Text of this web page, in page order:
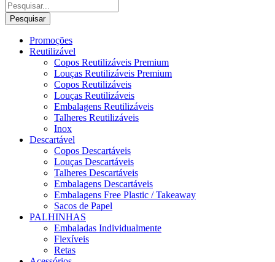
Pesquisar
Promoções
Reutilizável
Copos Reutilizáveis Premium
Louças Reutilizáveis Premium
Copos Reutilizáveis
Louças Reutilizáveis
Embalagens Reutilizáveis
Talheres Reutilizáveis
Inox
Descartável
Copos Descartáveis
Louças Descartáveis
Talheres Descartáveis
Embalagens Descartáveis
Embalagens Free Plastic / Takeaway
Sacos de Papel
PALHINHAS
Embaladas Individualmente
Flexíveis
Retas